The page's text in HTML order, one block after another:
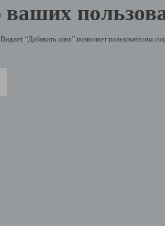
“Добавить линк” позволяет пользователям